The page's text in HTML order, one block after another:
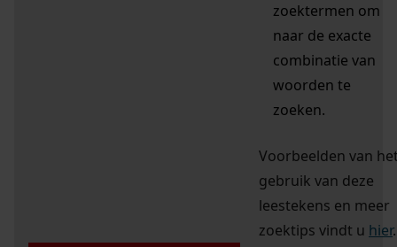
zoektermen om
naar de exacte
combinatie van
woorden te
zoeken.
Voorbeelden van
gebruik van deze
leestekens en meer
zoektips vindt u hier.